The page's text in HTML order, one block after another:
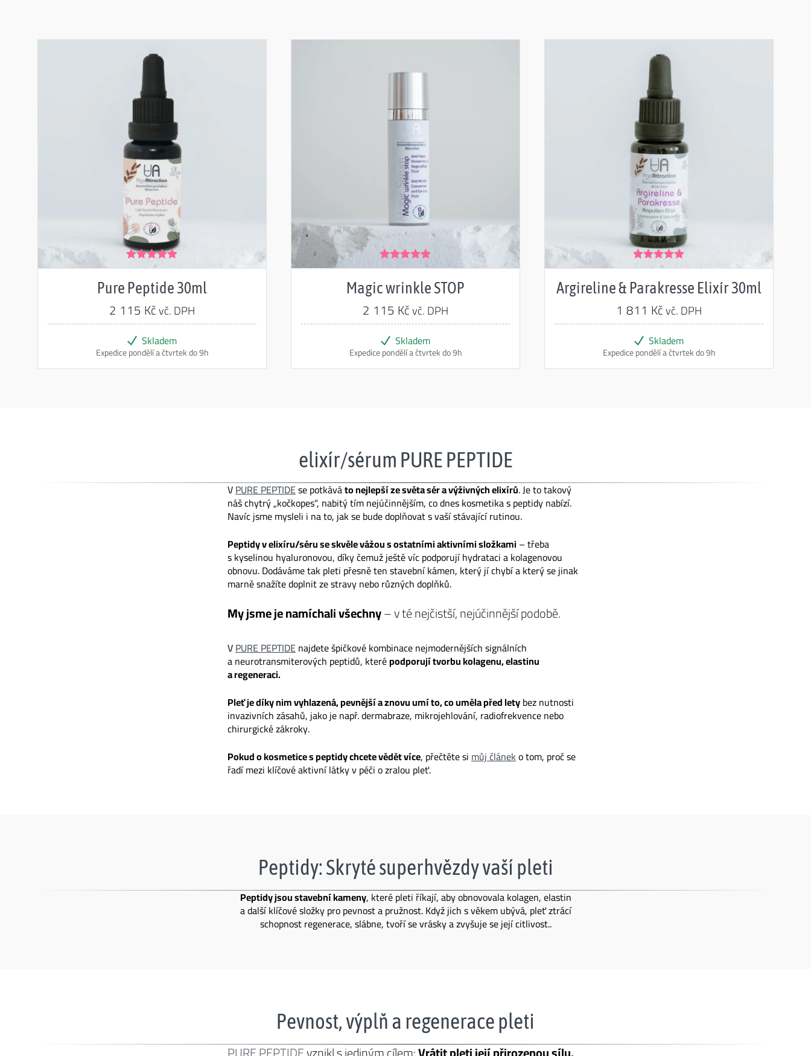
Hodnocení
Pure Peptide 30ml
2 115 Kčvč. DPH
Skladem
Expedice pondělí a čtvrtek do 9h
Hodnocení
Magic wrinkle STOP
2 115 Kčvč. DPH
Skladem
Expedice pondělí a čtvrtek do 9h
Hodnocení
Argireline & Parakresse Elixír 30ml
1 811 Kčvč. DPH
Skladem
Expedice pondělí a čtvrtek do 9h
elixír/sérum PURE PEPTIDE
VPURE PEPTIDEse potkáváto nejlepší ze světa sér a výživných elixírů. Je to takový
náš chytrý „kočkopes“, nabitý tím nejúčinnějším, co dnes kosmetika s peptidy nabízí.
Navíc jsme mysleli i na to, jak se bude doplňovat s vaší stávající rutinou.
Peptidy v elixíru/séru se skvěle vážou s ostatními aktivními složkami – třeba
s kyselinou hyaluronovou, díky čemuž ještě víc podporují hydrataci a kolagenovou
obnovu. Dodáváme tak pleti přesně ten stavební kámen, který jí chybí a který se jinak
marně snažíte doplnit ze stravy nebo různých doplňků.
My jsme je namíchali všechny– v té nejčistší, nejúčinnější podobě.
VPURE PEPTIDEnajdete špičkové kombinace nejmodernějších signálních
a neurotransmiterových peptidů, kterépodporují tvorbu kolagenu, elastinu
a regeneraci.
Pleť je díky nim vyhlazená, pevnější a znovu umí to, co uměla před letybez nutnosti
invazivních zásahů, jako je např. dermabraze, mikrojehlování, radiofrekvence nebo
chirurgické zákroky.
Pokud o kosmetice s peptidy chcete vědět více, přečtěte simůj článeko tom, proč se
řadí mezi klíčové aktivní látky v péči o zralou pleť.
Peptidy: Skryté superhvězdy vaší pleti
Peptidy jsou stavební kameny, které pleti říkají, aby obnovovala kolagen, elastin
a další klíčové složky pro pevnost a pružnost. Když jich s věkem ubývá, pleť ztrácí
schopnost regenerace, slábne, tvoří se vrásky a zvyšuje se její citlivost..
Pevnost, výplň a regenerace pleti